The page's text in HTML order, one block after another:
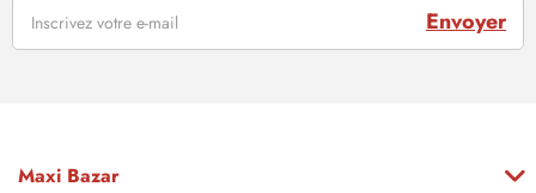
Envoyer
Maxi Bazar